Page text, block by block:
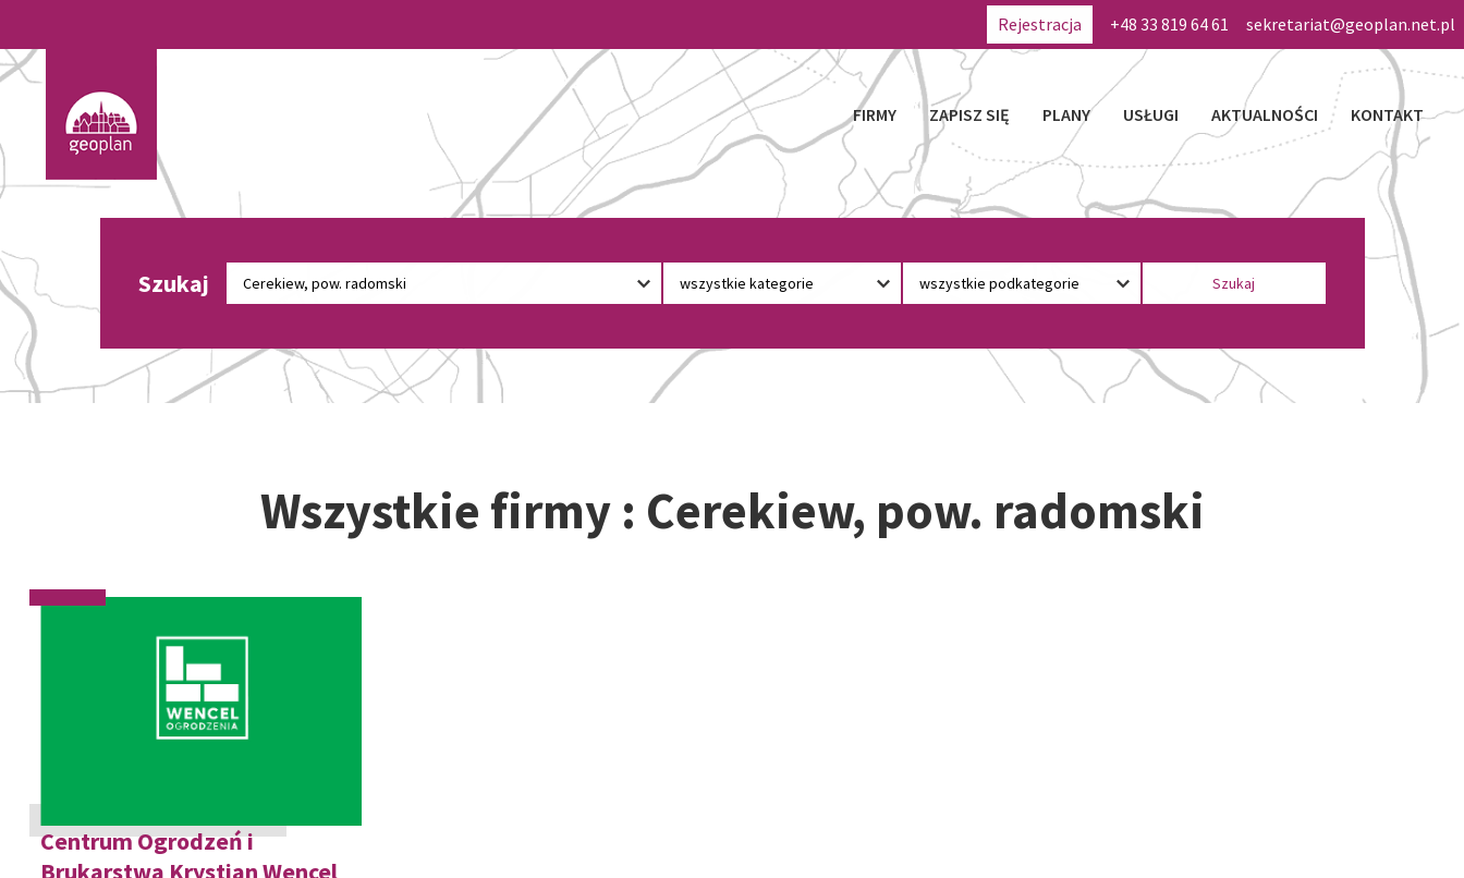
Rejestracja +48 33 819 64 61 sekretariat@geoplan.net.pl
FIRMY ZAPISZ SIĘ PLANY USŁUGI AKTUALNOŚCI KONTAKT
Szukaj
Wszystkie firmy : Cerekiew, pow. radomski
Centrum Ogrodzeń i
Brukarstwa Krystian Wencel